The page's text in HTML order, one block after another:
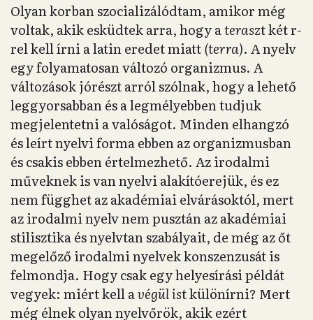
Olyan korban szocializálódtam, amikor még
voltak, akik esküdtek arra, hogy ateraszt két r-
rel kell írni a latin eredet miatt(terra). A nyelv
egy folyamatosan változó organizmus. A
változások jórészt arról szólnak, hogy a lehető
leggyorsabban és a legmélyebben tudjuk
megjelentetni a valóságot. Minden elhangzó
és leírt nyelvi forma ebben az organizmusban
és csakis ebben értelmezhető. Az irodalmi
műveknek is van nyelvi alakítóerejük, és ez
nem függhet az akadémiai elvárásoktól, mert
az irodalmi nyelv nem pusztán az akadémiai
stilisztika és nyelvtan szabályait, de még az őt
megelőző irodalmi nyelvek konszenzusát is
felmondja. Hogy csak egy helyesírási példát
vegyek: miért kell avégül ist különírni? Mert
még élnek olyan nyelvőrök, akik ezért